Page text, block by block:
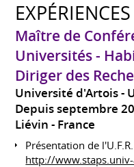
EXPÉRIENCES
Maître de
Universités -
Diriger des
Université d'Artois -
Depuis septembre
Liévin
France
Présentation de
http://